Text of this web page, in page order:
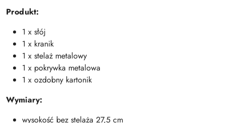
Produkt:
1 x słój
1 x kranik
1 x stelaż metalowy
1 x pokrywka metalowa
1 x ozdobny kartonik
Wymiary:
wysokość bez stelaża 27,5 cm